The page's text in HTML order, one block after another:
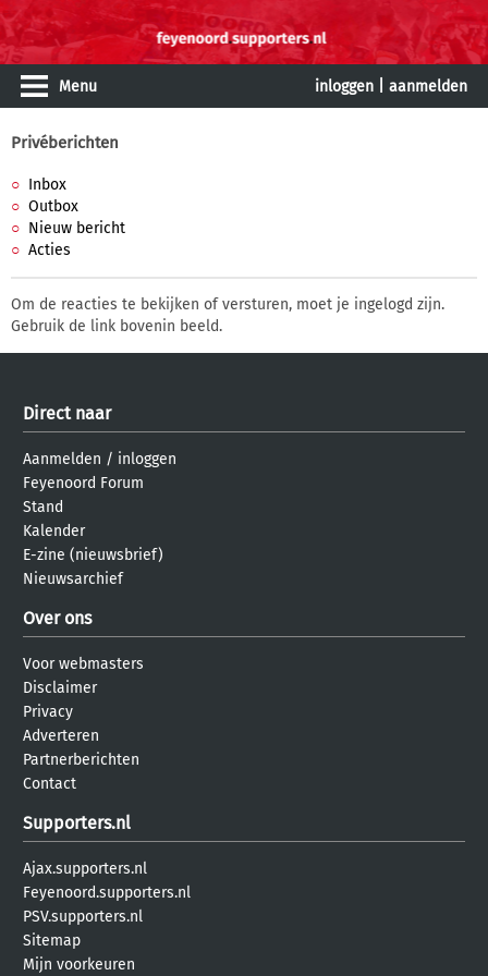
Menu inloggen aanmelden
Privéberichten
Inbox
Outbox
Nieuw bericht
Acties
Om de reacties te bekijken of versturen, moet je ingelogd zijn.
Gebruik de link bovenin beeld.
Direct naar
Aanmelden / inloggen
Feyenoord Forum
Stand
Kalender
E-zine (nieuwsbrief)
Nieuwsarchief
Over ons
Voor webmasters
Disclaimer
Privacy
Adverteren
Partnerberichten
Contact
Supporters.nl
Ajax.supporters.nl
Feyenoord.supporters.nl
PSV.supporters.nl
Sitemap
Mijn voorkeuren